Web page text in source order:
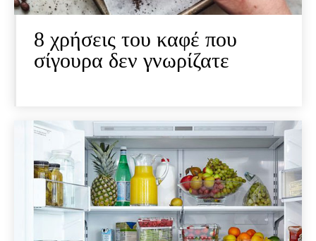
8 χρήσεις του καφέ που
σίγουρα δεν γνωρίζατε